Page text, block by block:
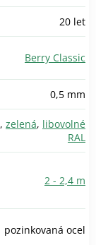
20 let
Berry Classic
0,5 mm
, zelená, libovolné
RAL
2 - 2,4 m
pozinkovaná ocel